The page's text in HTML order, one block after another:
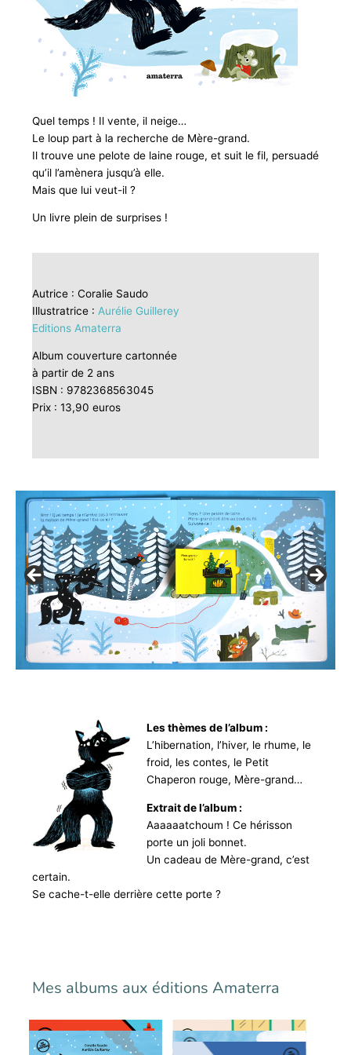
Quel temps ! Il vente, il neige…
Le loup part à la recherche de Mère-grand.
Il trouve une pelote de laine rouge, et suit le fil, persuadé
qu’il l’amènera jusqu’à elle.
Mais que lui veut-il ?
Un livre plein de surprises !
Autrice : Coralie Saudo
Illustratrice : Aurélie Guillerey
Editions Amaterra
Album couverture cartonnée
à partir de 2 ans
ISBN : 9782368563045
Prix : 13,90 euros
Lesthèmes de l’album :
L’hibernation, l’hiver, le rhume, le
froid, les contes, le Petit
Chaperon rouge, Mère-grand…
Extrait de l’album :
Aaaaaatchoum ! Ce hérisson
porte un joli bonnet.
Un cadeau de Mère-grand, c’est
certain.
Se cache-t-elle derrière cette porte ?
Mes albums aux éditions Amaterra